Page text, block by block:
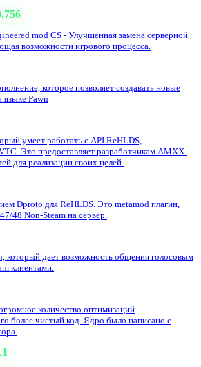
mod CS - Улучшенная замена серверной
возможности игрового процесса.
которое позволяет создавать новые
Pawn
умеет работать с API ReHLDS,
Это предоставляет разработчикам AMXX-
для реализации своих целей.
Dproto для ReHLDS. Это metamod плагин,
48 Non-Steam на сервер.
который дает возможность общения голосовым
клиентами.
количество оптимизаций
более чистый код. Ядро было написано с